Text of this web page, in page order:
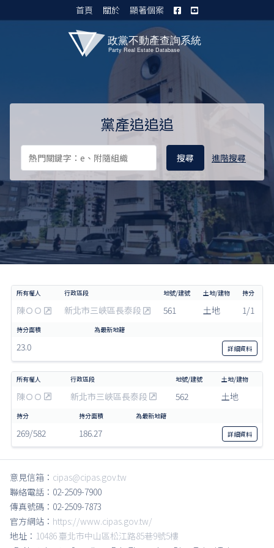
首頁 關於 顯著個案
黨產追追追
進階搜尋
陳ＯＯ 新北市三峽區長泰段 561 土地 1/1
23.0 詳細資料
陳ＯＯ 新北市三峽區長泰段 562 土地
269/582 186.27 詳細資料
意見信箱： cipas@cipas.gov.tw
聯絡電話：02-2509-7900
傳真號碼：02-2509-7873
官方網站： https://www.cipas.gov.tw/
地址： 10486 臺北市中山區松江路85巷9號5樓